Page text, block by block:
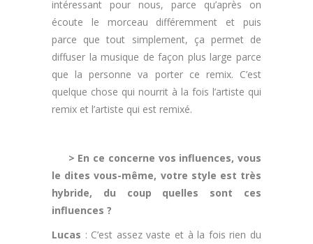
intéressant pour nous, parce qu’après on
écoute le morceau différemment et puis
parce que tout simplement, ça permet de
diffuser la musique de façon plus large parce
que la personne va porter ce remix. C’est
quelque chose qui nourrit à la fois l’artiste qui
remix et l’artiste qui est remixé.
> En ce concerne vos influences, vous
le dites vous-même, votre style est très
hybride, du coup quelles sont ces
influences ?
Lucas : C’est assez vaste et à la fois rien du